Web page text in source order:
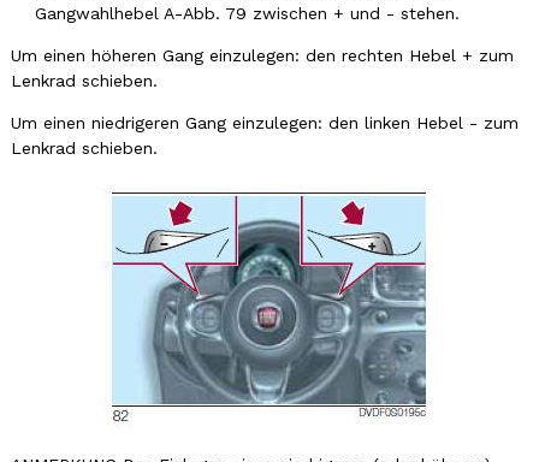
Gangwahlhebel A-Abb. 79 zwischen + und - stehen.
Um einen höheren Gang einzulegen: den rechten Hebel + zum
Lenkrad schieben.
Um einen niedrigeren Gang einzulegen: den linken Hebel - zum
Lenkrad schieben.